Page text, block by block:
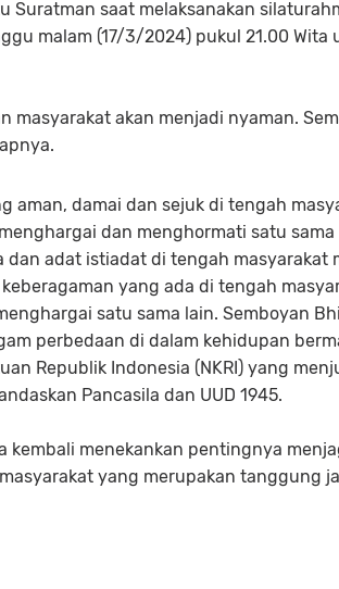
Suratman saat melaksanakan
malam (17/3/2024) pukul 21.00 Wita
masyarakat akan menjadi nyaman.
aman, damai dan sejuk di tengah
dan menghormati satu sama
dan adat istiadat di tengah masyarakat
yang ada di tengah
satu sama lain. Semboyan
perbedaan di dalam kehidupan
Republik Indonesia (NKRI) yang
Pancasila dan UUD 1945.
kembali menekankan pentingnya
yang merupakan tanggung